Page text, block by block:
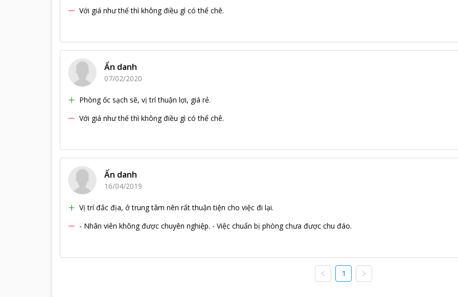
Với giá như thế thì không điều gì có thể chê.
Ẩn danh
07/02/2020
Phòng ốc sạch sẽ, vị trí thuận lợi, giá rẻ.
Với giá như thế thì không điều gì có thể chê.
Ẩn danh
16/04/2019
Vị trí đắc địa, ở trung tâm nên rất thuận tiện cho việc đi lại.
- Nhân viên không được chuyên nghiệp. - Việc chuẩn bị phòng chưa được chu đáo.
1